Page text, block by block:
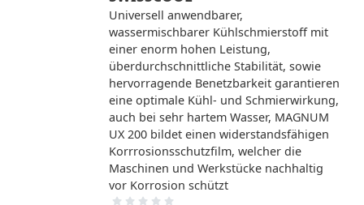
Universell anwendbarer,
wassermischbarer Kühlschmierstoff mit
einer enorm hohen Leistung,
überdurchschnittliche Stabilität, sowie
hervorragende Benetzbarkeit garantieren
eine optimale Kühl- und Schmierwirkung,
auch bei sehr hartem Wasser, MAGNUM
UX 200 bildet einen widerstandsfähigen
Korrrosionsschutzfilm, welcher die
Maschinen und Werkstücke nachhaltig
vor Korrosion schützt